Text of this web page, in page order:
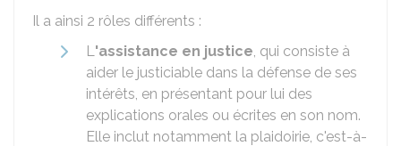
Il a ainsi 2 rôles différents :
L'assistance en justice, qui consiste à
aider le justiciable dans la défense de ses
intérêts, en présentant pour lui des
explications orales ou écrites en son nom.
Elle inclut notamment la plaidoirie, c'est-à-